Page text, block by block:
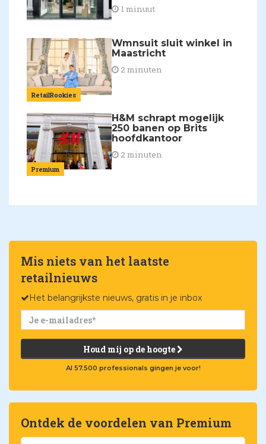
1 minuut
RetailRookies
Wmnsuit sluit winkel in
Maastricht
2 minuten
Premium
H&M schrapt mogelijk
250 banen op Brits
hoofdkantoor
2 minuten
Mis niets van het laatste
retailnieuws
Het belangrijkste nieuws, gratis in je inbox
Houd mij op de hoogte
Al 57.500 professionals gingen je voor!
Ontdek de voordelen van Premium